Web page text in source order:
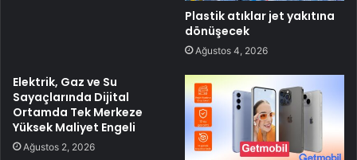
Plastik atıklar jet yakıtına
dönüşecek
Ağustos 4, 2026
Elektrik, Gaz ve Su
Sayaçlarında Dijital
Ortamda Tek Merkeze
Yüksek Maliyet Engeli
Ağustos 2, 2026